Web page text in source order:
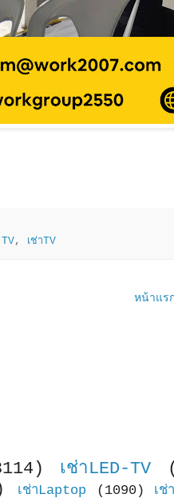
, เช่าTV
หน้าแร
เช่าLED-TV
เช่าLaptop (1090) เช่